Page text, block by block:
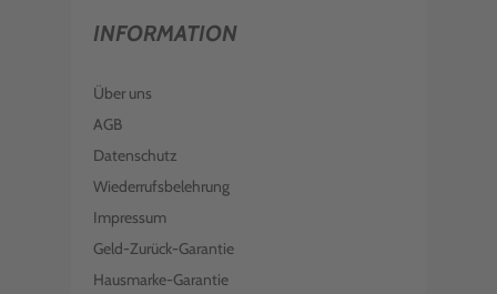
INFORMATION
Über uns
AGB
Datenschutz
Wiederrufsbelehrung
Impressum
Geld-Zurück-Garantie
Hausmarke-Garantie